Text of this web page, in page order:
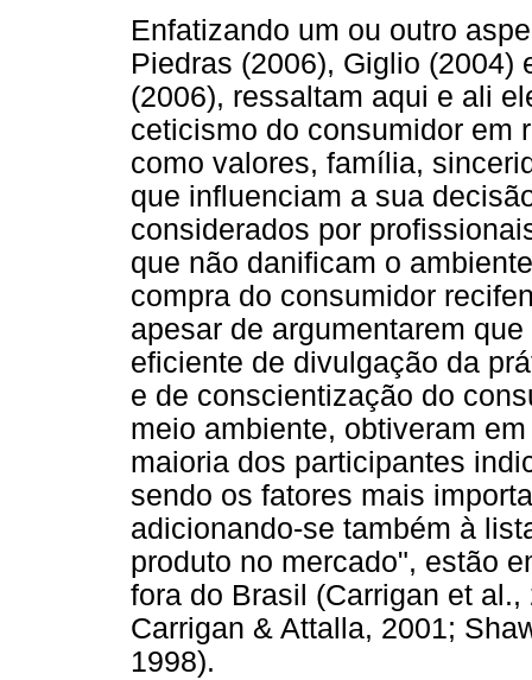
Enfatizando um ou outro
Piedras (2006), Giglio
(2006), ressaltam aqui e ali
ceticismo do consumidor em
como valores, família,
que influenciam a sua
considerados por
que não danificam o
compra do consumidor
apesar de argumentarem
eficiente de divulgação da
e de conscientização do
meio ambiente, obtiveram
maioria dos participantes
sendo os fatores mais
adicionando-se também à
produto no mercado", estão
fora do Brasil (Carrigan et
Carrigan & Attalla, 2001;
1998).